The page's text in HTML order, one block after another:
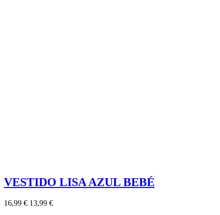
VESTIDO LISA AZUL BEBÉ
16,99 € 13,99 €